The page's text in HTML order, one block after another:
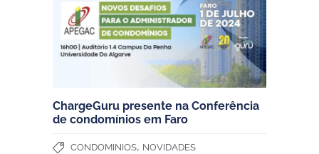
ChargeGuru presente na Conferência
de condomínios em Faro
CONDOMINIOS, NOVIDADES